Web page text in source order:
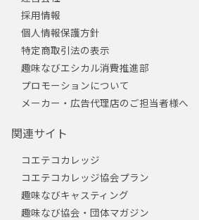
採用情報
個人情報保護方針
特定商取引法の表示
趣味なびエシカル消費推進部
プロモーションについて
メーカー・広告代理店のご担当者様へ
関連サイト
コエテコカレッジ
コエテコカレッジ協会プラン
趣味なびキャスティング
趣味なび協会・団体マガジン